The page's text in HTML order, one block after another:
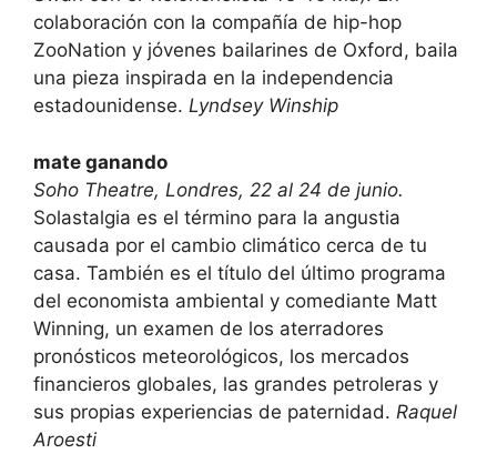
colaboración con la compañía de hip-hop
ZooNation y jóvenes bailarines de Oxford, baila
una pieza inspirada en la independencia
estadounidense. Lyndsey Winship
mate ganando
Soho Theatre, Londres, 22 al 24 de junio.
Solastalgia es el término para la angustia
causada por el cambio climático cerca de tu
casa. También es el título del último programa
del economista ambiental y comediante Matt
Winning, un examen de los aterradores
pronósticos meteorológicos, los mercados
financieros globales, las grandes petroleras y
sus propias experiencias de paternidad. Raquel
Aroesti